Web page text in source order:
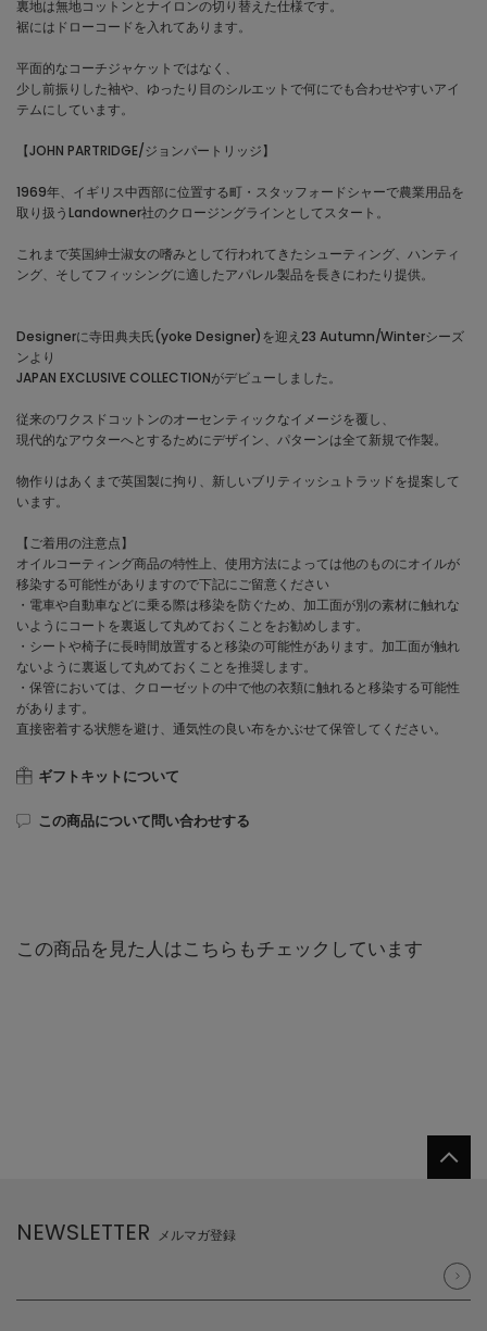
裏地は無地コットンとナイロンの切り替えた仕様です。
裾にはドローコードを入れてあります。
平面的なコーチジャケットではなく、
少し前振りした袖や、ゆったり目のシルエットで何にでも合わせやすいアイ
テムにしています。
【JOHN PARTRIDGE/ジョンパートリッジ】
1969年、イギリス中西部に位置する町・スタッフォードシャーで農業用品を
取り扱うLandowner社のクロージングラインとしてスタート。
これまで英国紳士淑女の嗜みとして行われてきたシューティング、ハンティ
ング、そしてフィッシングに適したアパレル製品を長きにわたり提供。
Designerに寺田典夫氏(yoke Designer)を迎え23 Autumn/Winterシーズ
ンより
JAPAN EXCLUSIVE COLLECTIONがデビューしました。
従来のワクスドコットンのオーセンティックなイメージを覆し、
現代的なアウターへとするためにデザイン、パターンは全て新規で作製。
物作りはあくまで英国製に拘り、新しいブリティッシュトラッドを提案して
います。
【ご着用の注意点】
オイルコーティング商品の特性上、使用方法によっては他のものにオイルが
移染する可能性がありますので下記にご留意ください
・電車や自動車などに乗る際は移染を防ぐため、加工面が別の素材に触れな
いようにコートを裏返して丸めておくことをお勧めします。
・シートや椅子に長時間放置すると移染の可能性があります。加工面が触れ
ないように裏返して丸めておくことを推奨します。
・保管においては、クローゼットの中で他の衣類に触れると移染する可能性
があります。
直接密着する状態を避け、通気性の良い布をかぶせて保管してください。
ギフトキットについて
この商品について問い合わせする
この商品を見た人はこちらもチェックしています
NEWSLETTER メルマガ登録